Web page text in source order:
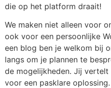
die op het platform draait!
We maken niet alleen voor
ook voor een persoonlijke
een blog ben je welkom bij
langs om je plannen te
de mogelijkheden. Jij
voor een pasklare